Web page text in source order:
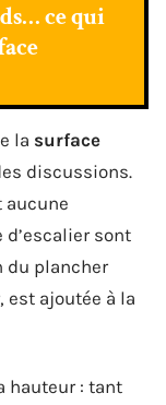
ce qui
la surface
discussions.
aucune
sont
du plancher
est ajoutée à la
hauteur : tant